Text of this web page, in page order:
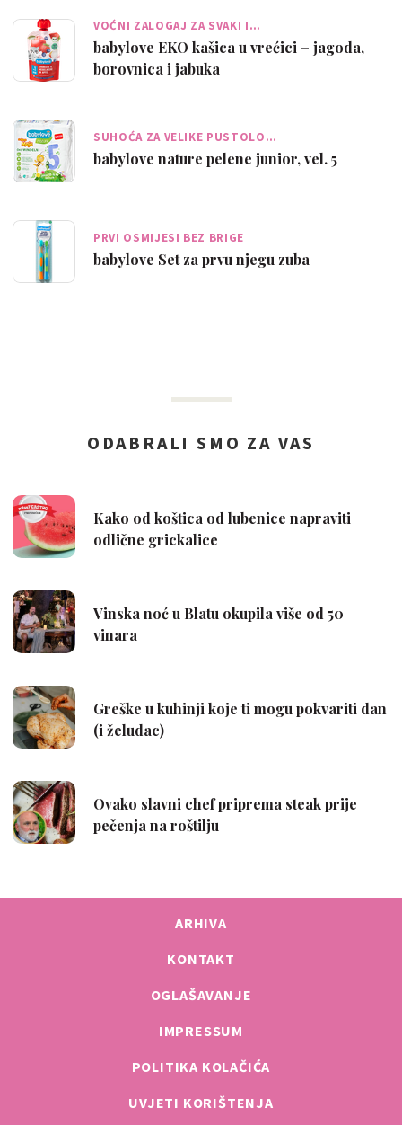
VOĆNI ZALOGAJ ZA SVAKI I…
babylove EKO kašica u vrećici – jagoda,
borovnica i jabuka
SUHOĆA ZA VELIKE PUSTOLO…
babylove nature pelene junior, vel. 5
PRVI OSMIJESI BEZ BRIGE
babylove Set za prvu njegu zuba
ARHIVA
KONTAKT
OGLAŠAVANJE
IMPRESSUM
POLITIKA KOLAČIĆA
UVJETI KORIŠTENJA